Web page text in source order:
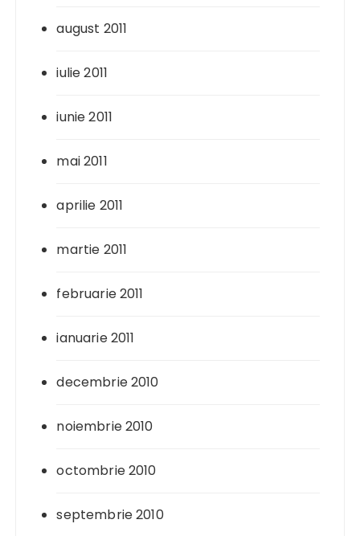
august 2011
iulie 2011
iunie 2011
mai 2011
aprilie 2011
martie 2011
februarie 2011
ianuarie 2011
decembrie 2010
noiembrie 2010
octombrie 2010
septembrie 2010